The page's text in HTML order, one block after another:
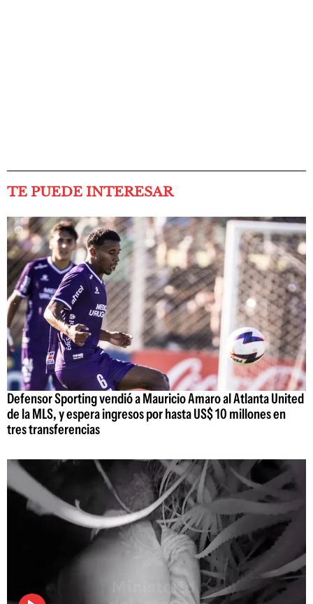
TE PUEDE INTERESAR
Defensor Sporting vendió a Mauricio Amaro al Atlanta United
de la MLS, y espera ingresos por hasta US$ 10 millones en
tres transferencias